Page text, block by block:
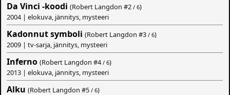
Da Vinci -koodi (Robert Langdon #2 / 6)
2004 | elokuva, jännitys, mysteeri
Kadonnut symboli (Robert Langdon #3 / 6)
2009 | tv-sarja, jännitys, mysteeri
Inferno (Robert Langdon #4 / 6)
2013 | elokuva, jännitys, mysteeri
Alku (Robert Langdon #5 / 6)